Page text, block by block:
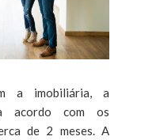
a imobiliária, a
acordo com os
de 2 meses. A